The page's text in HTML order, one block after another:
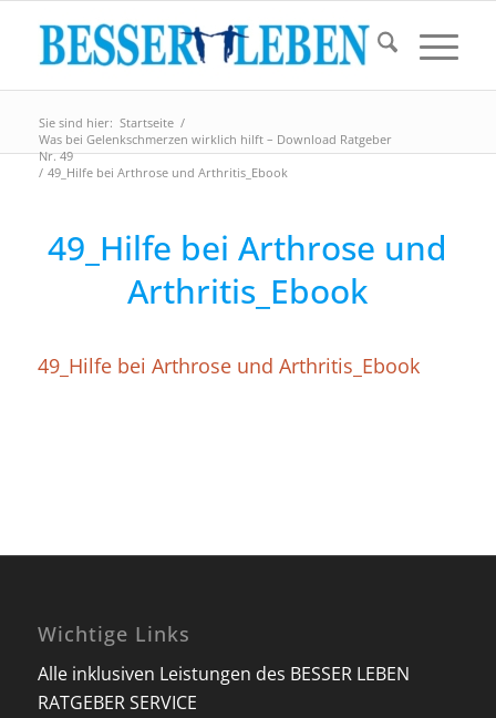
Sie sind hier: Startseite /
Was bei Gelenkschmerzen wirklich hilft – Download Ratgeber
Nr. 49
/ 49_Hilfe bei Arthrose und Arthritis_Ebook
49_Hilfe bei Arthrose und
Arthritis_Ebook
49_Hilfe bei Arthrose und Arthritis_Ebook
Wichtige Links
Alle inklusiven Leistungen des BESSER LEBEN
RATGEBER SERVICE